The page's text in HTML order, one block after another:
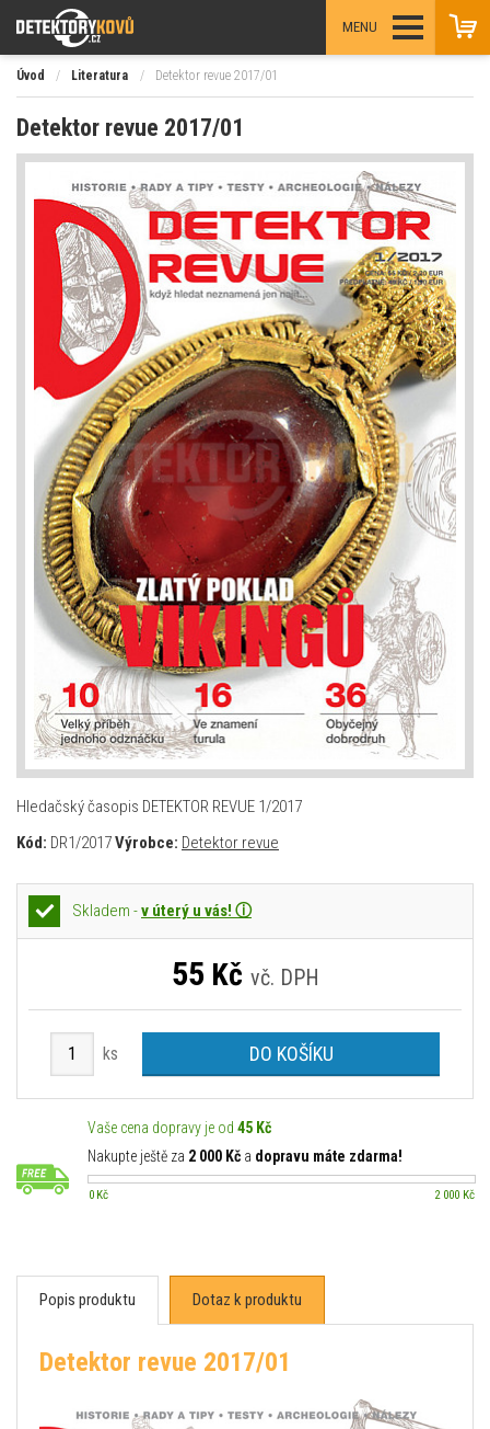
MENU
Úvod / Literatura / Detektor revue 2017/01
Detektor revue 2017/01
Hledačský časopis DETEKTOR REVUE 1/2017
Kód: DR1/2017Výrobce: Detektor revue
Skladem -v úterý u vás! ⓘ
55 Kč vč. DPH
ks DO KOŠÍKU
Vaše cena dopravy je od 45 Kč
Nakupte ještě za 2 000 Kč a dopravu máte zdarma!
0 Kč 2 000 Kč
Popis produktu Dotaz k produktu
Detektor revue 2017/01